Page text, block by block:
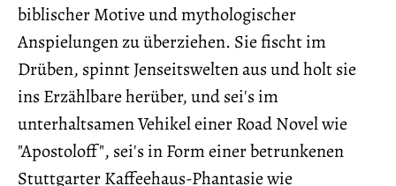
biblischer Motive und mythologischer
Anspielungen zu überziehen. Sie fischt im
Drüben, spinnt Jenseitswelten aus und holt sie
ins Erzählbare herüber, und sei's im
unterhaltsamen Vehikel einer Road Novel wie
"Apostoloff", sei's in Form einer betrunkenen
Stuttgarter Kaffeehaus-Phantasie wie